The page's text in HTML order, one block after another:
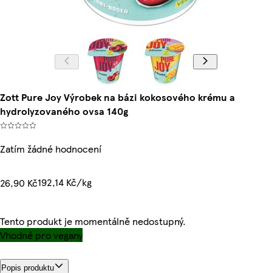
Zott Pure Joy Výrobek na bázi kokosového krému a
hydrolyzovaného ovsa 140g
Zatím žádné hodnocení
26,90 Kč192,14 Kč/kg
Tento produkt je momentálně nedostupný.
Vhodné pro vegany
Popis produktu